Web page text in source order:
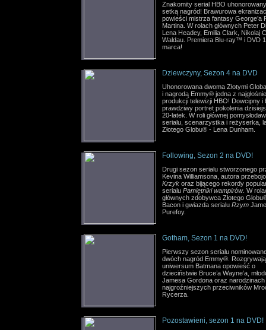
Znakomity serial HBO
setką nagród! Brawurowa
powieści mistrza fantasy George’a
Martina. W rolach głównych Peter
Lena Headey, Emilia Clark, Nikolaj
Waldau. Premiera Blu-ray™ i DVD
marca!
Dziewczyny, Sezon 4 na DVD
Uhonorowana dwoma Złotymi
i nagrodą Emmy® jedna z
produkcji telewizji HBO! Dowcipny i
prawdziwy portret pokolenia
20-latek. W roli głównej
serialu, scenarzystka i reżyserka,
Złotego Globu® - Lena Dunham.
Following, Sezon 2 na DVD!
Drugi sezon serialu stworzonego
Kevina Williamsona, autora
Krzyk oraz bijącego rekordy
serialu Pamiętniki wampirów. W
głównych zdobywca Złotego
Bacon i gwiazda serialu Rzym
Purefoy.
Gotham, Sezon 1 na DVD!
Pierwszy sezon serialu
dwóch nagród Emmy®.
uniwersum Batmana opowieść o
dzieciństwie Bruce’a Wayne’a,
Jamesa Gordona oraz narodzinach
najgroźniejszych przeciwników
Rycerza.
Pozostawieni, sezon 1 na DVD!